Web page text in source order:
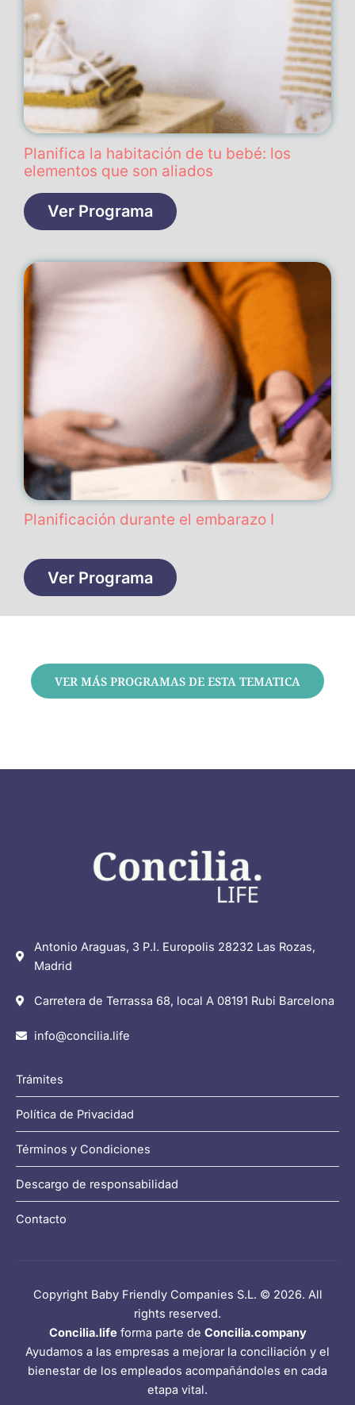
Planifica la habitación de tu bebé: los
elementos que son aliados
Ver Programa
Planificación durante el embarazo I
Ver Programa
VER MÁS PROGRAMAS DE ESTA TEMATICA
Antonio Araguas, 3 P.I. Europolis 28232 Las Rozas,
Madrid
Carretera de Terrassa 68, local A 08191 Rubi Barcelona
info@concilia.life
Trámites
Política de Privacidad
Términos y Condiciones
Descargo de responsabilidad
Contacto
Copyright Baby Friendly Companies S.L. © 2026. All
rights reserved.
Concilia.life forma parte de Concilia.company
Ayudamos a las empresas a mejorar la conciliación y el
bienestar de los empleados acompañándoles en cada
etapa vital.